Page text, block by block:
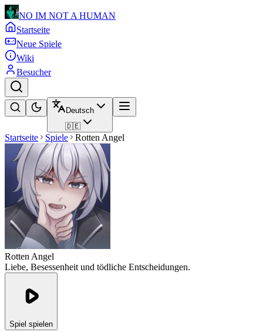
NO IM NOT A HUMAN
Startseite
Neue Spiele
Wiki
Besucher
Deutsch
🇩🇪
Startseite Spiele Rotten Angel
Rotten Angel
Liebe, Besessenheit und tödliche Entscheidungen.
Spiel spielen